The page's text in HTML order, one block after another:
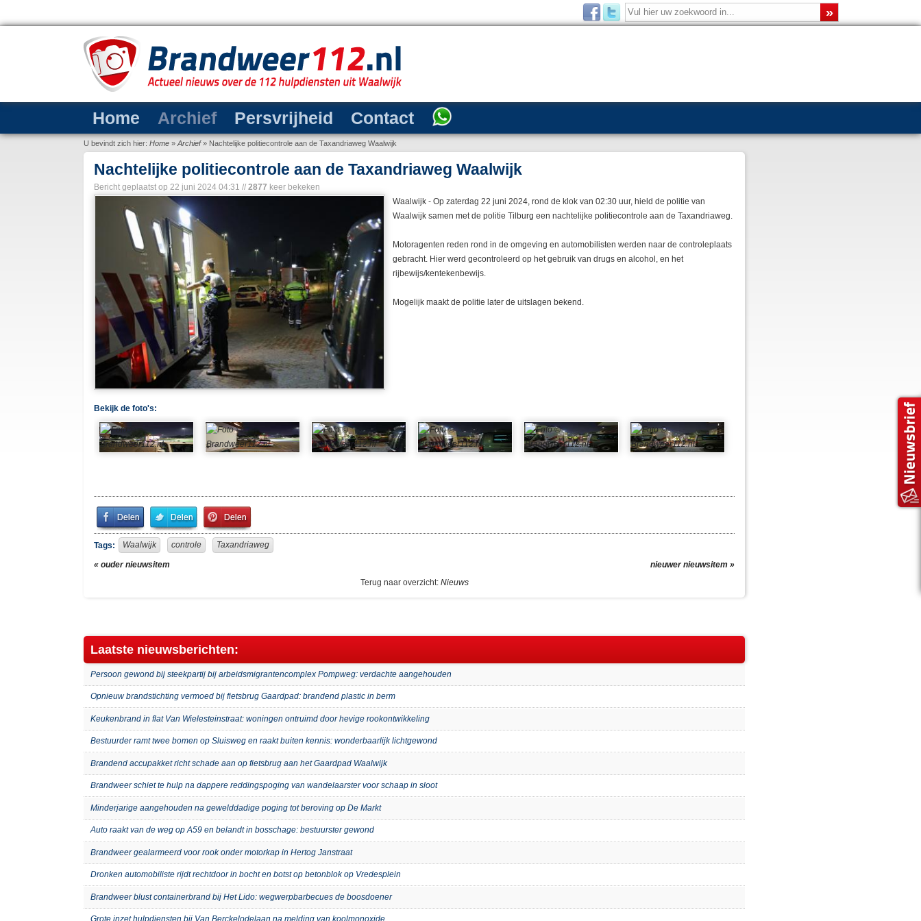
Home Archief Persvrijheid Contact
U bevindt zich hier: Home » Archief» Nachtelijke politiecontrole aan de Taxandriaweg Waalwijk
Nachtelijke politiecontrole aan de Taxandriaweg Waalwijk
Bericht geplaatst op 22 juni 2024 04:31 // 2877 keer bekeken
Waalwijk - Op zaterdag 22 juni 2024, rond de klok van 02:30 uur, hield de politie van
Waalwijk samen met de politie Tilburg een nachtelijke politiecontrole aan de Taxandriaweg.
Motoragenten reden rond in de omgeving en automobilisten werden naar de controleplaats
gebracht. Hier werd gecontroleerd op het gebruik van drugs en alcohol, en het
rijbewijs/kentekenbewijs.
Mogelijk maakt de politie later de uitslagen bekend.
Bekijk de foto's:
Share
on
Facebook
Share
on
Twitter
Pin
It!
Tags:
Waalwijk controle Taxandriaweg
« ouder nieuwsitem
nieuwer nieuwsitem »
Terug naar overzicht: Nieuws
Laatste nieuwsberichten:
Persoon gewond bij steekpartij bij arbeidsmigrantencomplex Pompweg: verdachte aangehouden
Opnieuw brandstichting vermoed bij fietsbrug Gaardpad: brandend plastic in berm
Keukenbrand in flat Van Wielesteinstraat: woningen ontruimd door hevige rookontwikkeling
Bestuurder ramt twee bomen op Sluisweg en raakt buiten kennis: wonderbaarlijk lichtgewond
Brandend accupakket richt schade aan op fietsbrug aan het Gaardpad Waalwijk
Brandweer schiet te hulp na dappere reddingspoging van wandelaarster voor schaap in sloot
Minderjarige aangehouden na gewelddadige poging tot beroving op De Markt
Auto raakt van de weg op A59 en belandt in bosschage: bestuurster gewond
Brandweer gealarmeerd voor rook onder motorkap in Hertog Janstraat
Dronken automobiliste rijdt rechtdoor in bocht en botst op betonblok op Vredesplein
Brandweer blust containerbrand bij Het Lido: wegwerpbarbecues de boosdoener
Grote inzet hulpdiensten bij Van Berckelodelaan na melding van koolmonoxide